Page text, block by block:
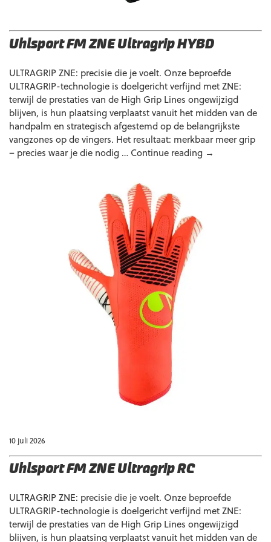
Uhlsport FM ZNE Ultragrip HYBD
ULTRAGRIP ZNE: precisie die je voelt. Onze beproefde
ULTRAGRIP-technologie is doelgericht verfijnd met ZNE:
terwijl de prestaties van de High Grip Lines ongewijzigd
blijven, is hun plaatsing verplaatst vanuit het midden van de
handpalm en strategisch afgestemd op de belangrijkste
vangzones op de vingers. Het resultaat: merkbaar meer grip
– precies waar je die nodig … Continue reading Uhlsport
→
10 juli 2026
Uhlsport FM ZNE Ultragrip RC
ULTRAGRIP ZNE: precisie die je voelt. Onze beproefde
ULTRAGRIP-technologie is doelgericht verfijnd met ZNE:
terwijl de prestaties van de High Grip Lines ongewijzigd
blijven, is hun plaatsing verplaatst vanuit het midden van de